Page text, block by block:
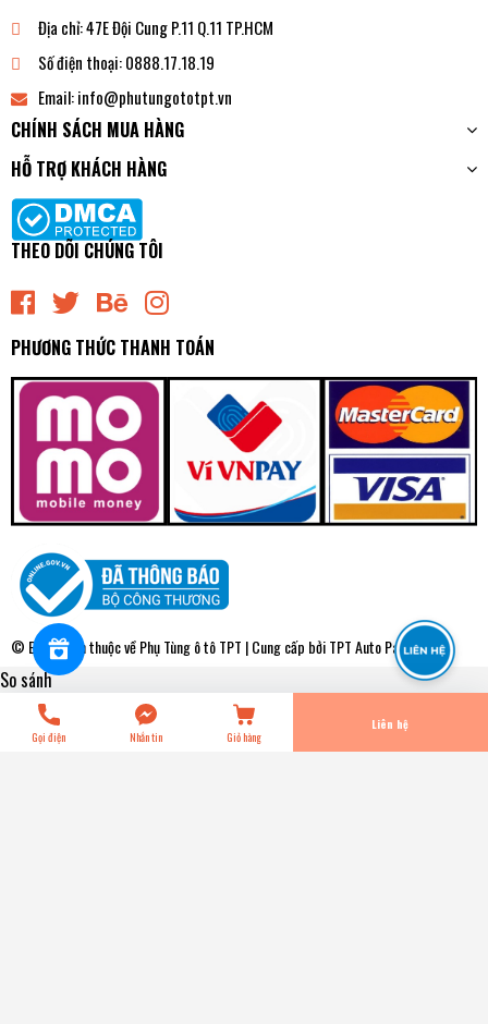
Địa chỉ:47E Đội Cung P.11 Q.11 TP.HCM
Số điện thoại:0888.17.18.19
Email:info@phutungototpt.vn
CHÍNH SÁCH MUA HÀNG
HỖ TRỢ KHÁCH HÀNG
THEO DÕI CHÚNG TÔI
PHƯƠNG THỨC THANH TOÁN
© Bản quyền thuộc vềPhụ Tùng ô tô TPT | Cung cấp bởiTPT Auto Parts
So sánh
WPT072V Bơm Nước Toyota COROLLA - CORONA 1.5 79-
87 AISIN - Japan
0₫
Tiến Hành Thanh Toán
Gọi điện Nhắn tin Giỏ hàng
Liên hệ